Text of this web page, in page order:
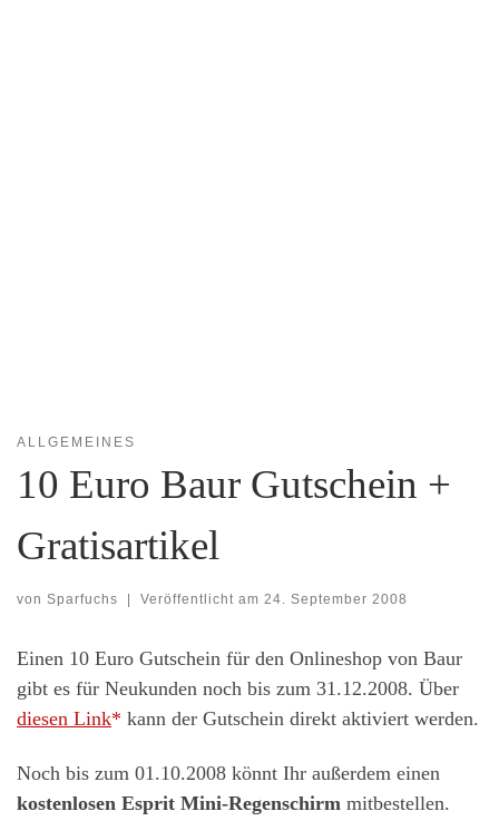
ALLGEMEINES
10 Euro Baur Gutschein +
Gratisartikel
von Sparfuchs | Veröffentlicht am 24. September 2008
Einen 10 Euro Gutschein für den Onlineshop von Baur
gibt es für Neukunden noch bis zum 31.12.2008. Über
diesen Link
kann der Gutschein direkt aktiviert werden.
Noch bis zum 01.10.2008 könnt Ihr außerdem einen
kostenlosen Esprit Mini-Regenschirm mitbestellen.